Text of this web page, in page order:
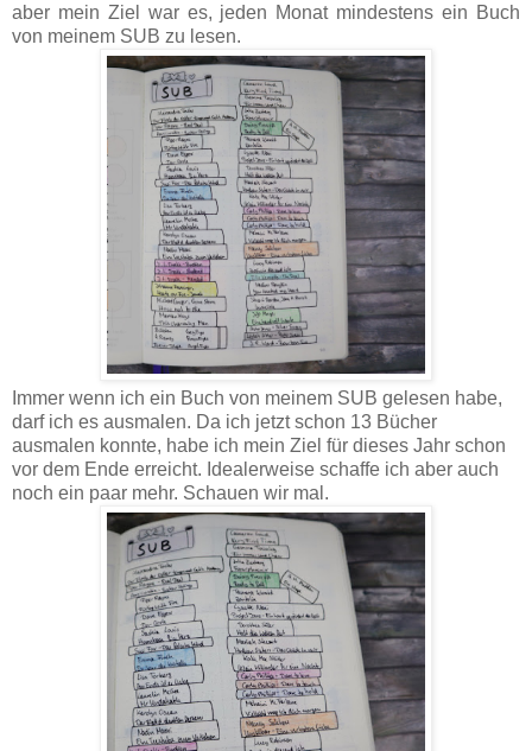
aber mein Ziel war es, jeden Monat mindestens ein Buch
von meinem SUB zu lesen.
Immer wenn ich ein Buch von meinem SUB gelesen habe,
darf ich es ausmalen. Da ich jetzt schon 13 Bücher
ausmalen konnte, habe ich mein Ziel für dieses Jahr schon
vor dem Ende erreicht. Idealerweise schaffe ich aber auch
noch ein paar mehr. Schauen wir mal.